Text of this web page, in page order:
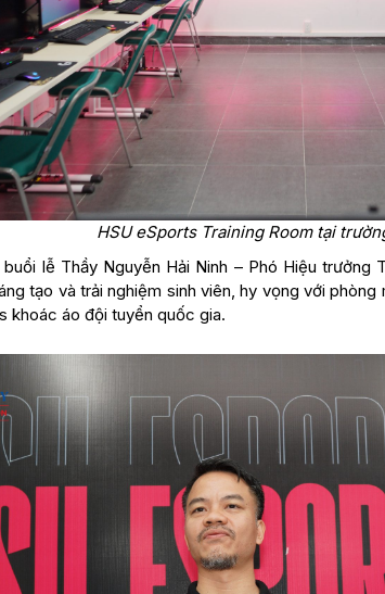
HSU eSports Training Room tại
lễ Thầy Nguyễn Hải Ninh – Phó Hiệu
tạo và trải nghiệm sinh viên, hy vọng với
khoác áo đội tuyển quốc gia.